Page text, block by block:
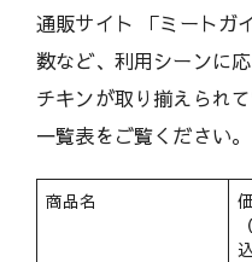
通販サイト 「ミートガ
数など、利用シーンに
チキンが取り揃えられ
一覧表をご覧ください。
商品名